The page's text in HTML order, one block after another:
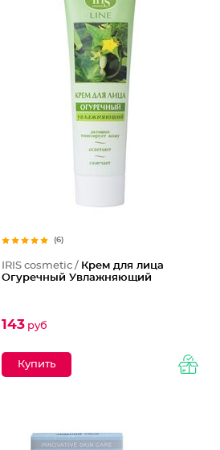
(6)
IRIS cosmetic / Крем для лица
Огуречный Увлажняющий
143руб